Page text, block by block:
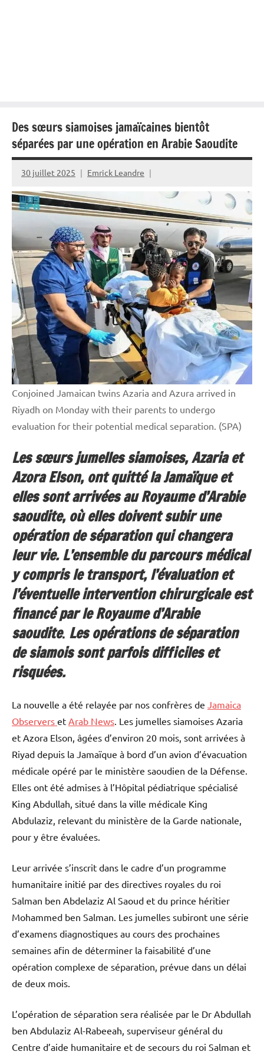
Des sœurs siamoises jamaïcaines bientôt
séparées par une opération en Arabie Saoudite
30 juillet 2025 Emrick Leandre
Conjoined Jamaican twins Azaria and Azura arrived in
Riyadh on Monday with their parents to undergo
evaluation for their potential medical separation. (SPA)
Les sœurs jumelles siamoises, Azaria et
Azora Elson, ont quitté la Jamaïque et
elles sont arrivées au Royaume d’Arabie
saoudite, où elles doivent subir une
opération de séparation qui changera
leur vie. L’ensemble du parcours médical
y compris le transport, l’évaluation et
l’éventuelle intervention chirurgicale est
financé par le Royaume d’Arabie
saoudite. Les opérations de séparation
de siamois sont parfois difficiles et
risquées.
La nouvelle a été relayée par nos confrères de Jamaica
Observers et Arab News . Les jumelles siamoises Azaria
et Azora Elson, âgées d’environ 20 mois, sont arrivées à
Riyad depuis la Jamaïque à bord d’un avion d’évacuation
médicale opéré par le ministère saoudien de la Défense.
Elles ont été admises à l’Hôpital pédiatrique spécialisé
King Abdullah, situé dans la ville médicale King
Abdulaziz, relevant du ministère de la Garde nationale,
pour y être évaluées.
Leur arrivée s’inscrit dans le cadre d’un programme
humanitaire initié par des directives royales du roi
Salman ben Abdelaziz Al Saoud et du prince héritier
Mohammed ben Salman. Les jumelles subiront une série
d’examens diagnostiques au cours des prochaines
semaines afin de déterminer la faisabilité d’une
opération complexe de séparation, prévue dans un délai
de deux mois.
L’opération de séparation sera réalisée par le Dr Abdullah
ben Abdulaziz Al-Rabeeah, superviseur général du
Centre d’aide humanitaire et de secours du roi Salman et